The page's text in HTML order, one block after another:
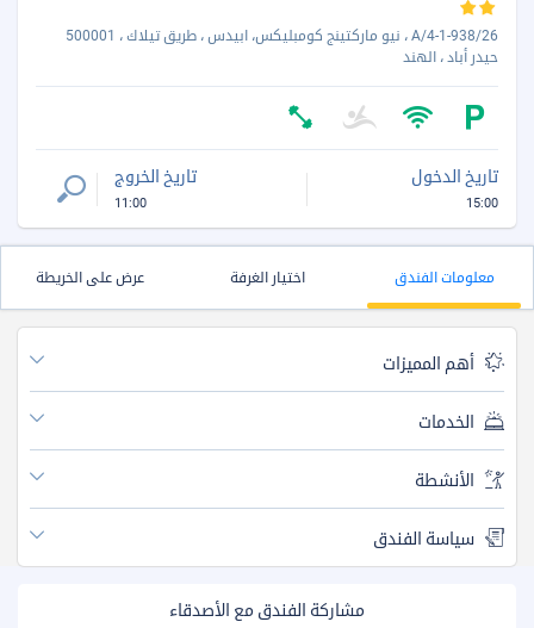
4-1-938/26/A ، نيو ماركتينج كومبليكس، ابيدس ، طريق تيلاك ، 500001
حيدر أباد ، الهند
تاريخ الدخول
15:00
تاريخ الخروج
11:00
معلومات الفندق اختيار الغرفة عرض على الخريطة
أهم المميزات
الخدمات
الأنشطة
سياسة الفندق
مشاركة الفندق مع الأصدقاء